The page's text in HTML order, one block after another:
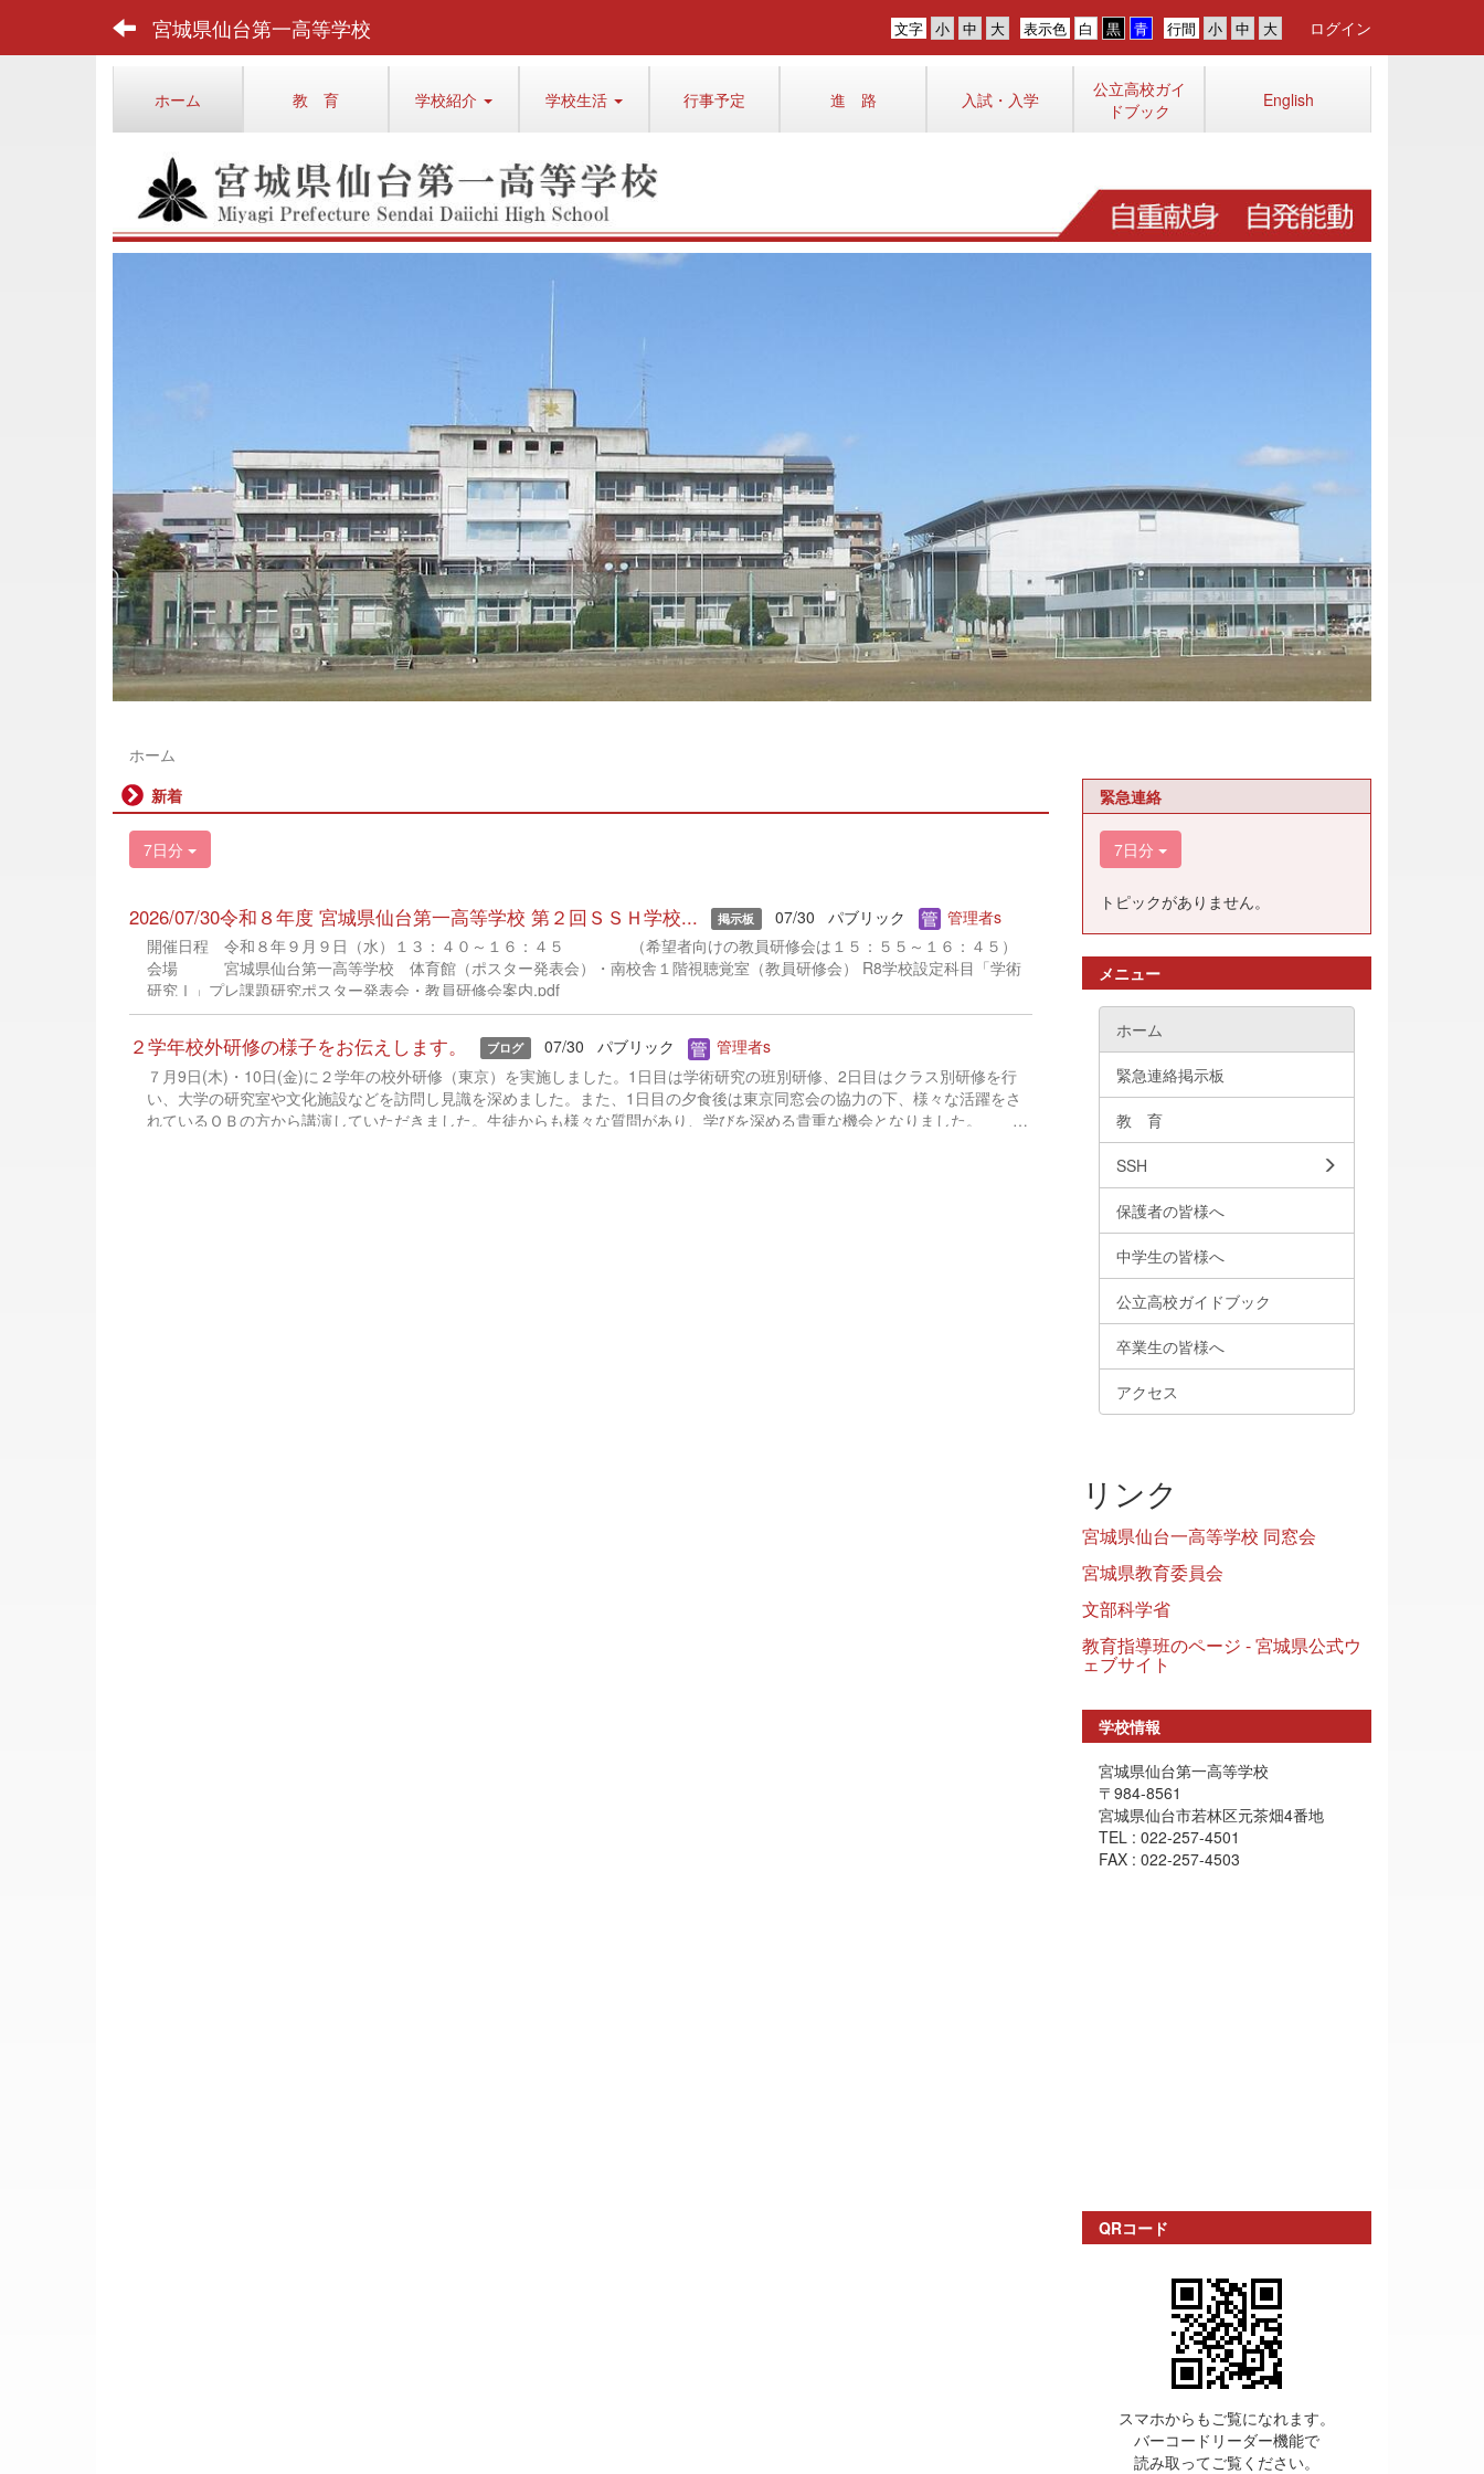
宮城県仙台第一高等学校 行間
表示色
文字 ログイン
ホーム 教 育 学校紹介 学校生活 行事予定 進 路 入試・入学
公立高校ガイ
ドブック
English
ホーム
新着
7日分
2026/07/30令和８年度 宮城県仙台第一高等学校 第２回ＳＳＨ学校... 掲示板 07/30 パブリック
管理者s
開催日程 令和８年９月９日（水）１３：４０～１６：４５ （希望者向けの教員研修会は１５：５５～１６：４５）
会場 宮城県仙台第一高等学校 体育館（ポスター発表会）・南校舎１階視聴覚室（教員研修会） R8学校設定科目「学術
研究Ⅰ」プレ課題研究ポスター発表会・教員研修会案内.pdf
２学年校外研修の様子をお伝えします。 ブログ 07/30 パブリック
管理者s
７月9日(木)・10日(金)に２学年の校外研修（東京）を実施しました。1日目は学術研究の班別研修、2日目はクラス別研修を行
い、大学の研究室や文化施設などを訪問し見識を深めました。また、1日目の夕食後は東京同窓会の協力の下、様々な活躍をさ
れているＯＢの方から講演していただきました。生徒からも様々な質問があり、学びを深める貴重な機会となりました。
緊急連絡
7日分
トピックがありません。
メニュー
ホーム
緊急連絡掲示板
教 育
SSH
保護者の皆様へ
中学生の皆様へ
公立高校ガイドブック
卒業生の皆様へ
アクセス
リンク
宮城県仙台一高等学校 同窓会
宮城県教育委員会
文部科学省
教育指導班のページ - 宮城県公式ウ
ェブサイト
学校情報
宮城県仙台第一高等学校
〒984-8561
宮城県仙台市若林区元茶畑4番地
TEL : 022-257-4501
FAX : 022-257-4503
QRコード
スマホからもご覧になれます。
バーコードリーダー機能で
読み取ってご覧ください。